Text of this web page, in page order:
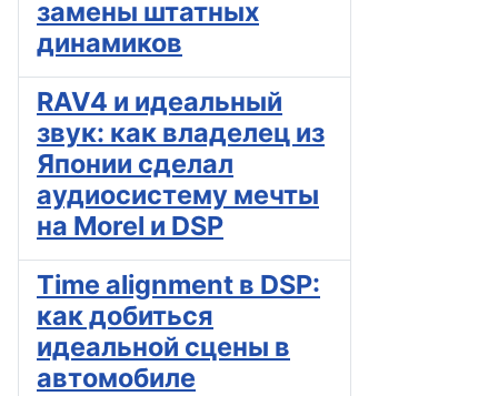
замены штатных
динамиков
RAV4 и идеальный
звук: как владелец из
Японии сделал
аудиосистему мечты
на Morel и DSP
Time alignment в DSP:
как добиться
идеальной сцены в
автомобиле